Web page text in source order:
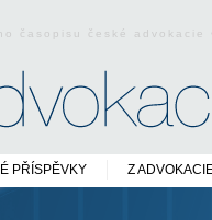
časopisu české
PŘÍSPĚVKY Z